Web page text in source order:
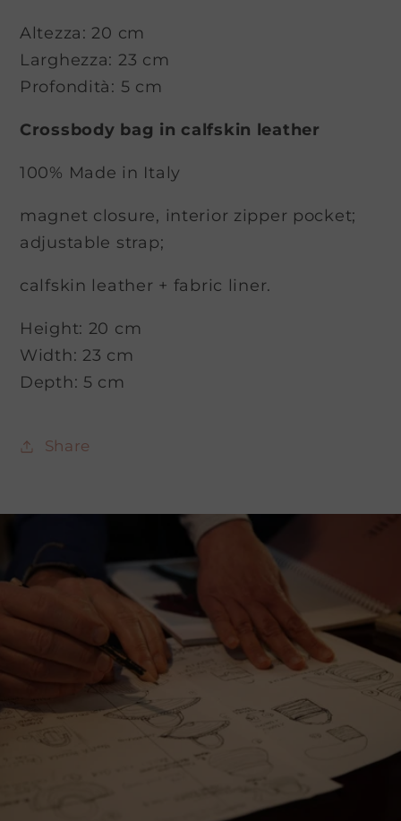
Altezza: 20 cm
Larghezza: 23 cm
Profondità: 5 cm
Crossbody bag in calfskin leather
100% Made in Italy
magnet closure, interior zipper pocket;
adjustable strap;
calfskin leather + fabric liner.
Height: 20 cm
Width: 23 cm
Depth: 5 cm
Share